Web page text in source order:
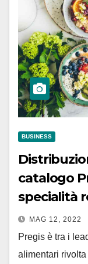
BUSINESS
catalogo
specialità
MAG 12, 2022
Pregis è tra i
alimentari